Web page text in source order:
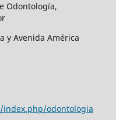
Odontología,
y Avenida América
odontologia